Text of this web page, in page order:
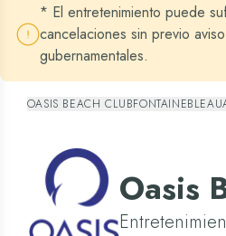
* El entretenimiento puede
cancelaciones sin previo
gubernamentales.
OASIS BEACH CLUBFONTAINEBLEAU
Oasis